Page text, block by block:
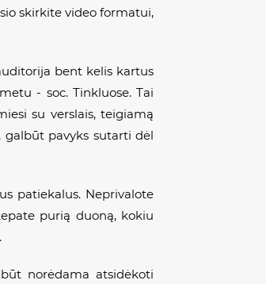
skirkite video formatui,
bent kelis kartus
- soc. Tinkluose. Tai
su verslais, teigiamą
galbūt pavyks sutarti dėl
patiekalus. Neprivalote
purią duoną, kokiu
norėdama atsidėkoti